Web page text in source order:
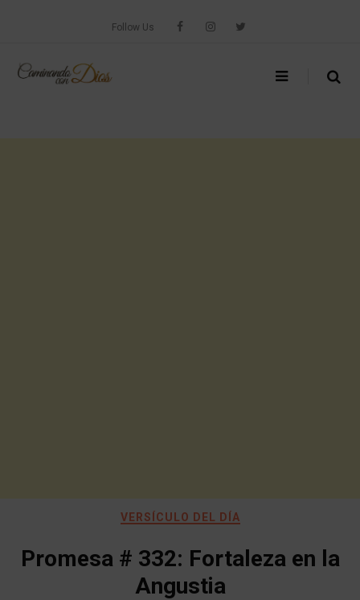
Follow Us
VERSÍCULO DEL DÍA
Promesa # 332: Fortaleza en la
Angustia